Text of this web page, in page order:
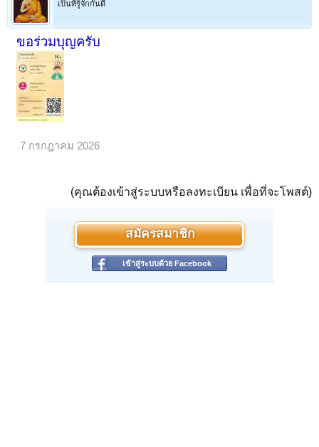
เป็นที่รู้จักกันดี
ขอร่วมบุญครับ
7 กรกฎาคม 2026
(คุณต้องเข้าสู่ระบบหรือลงทะเบียน เพื่อที่จะโพสต์)
สมัครสมาชิก
เข้าสู่ระบบด้วย Facebook